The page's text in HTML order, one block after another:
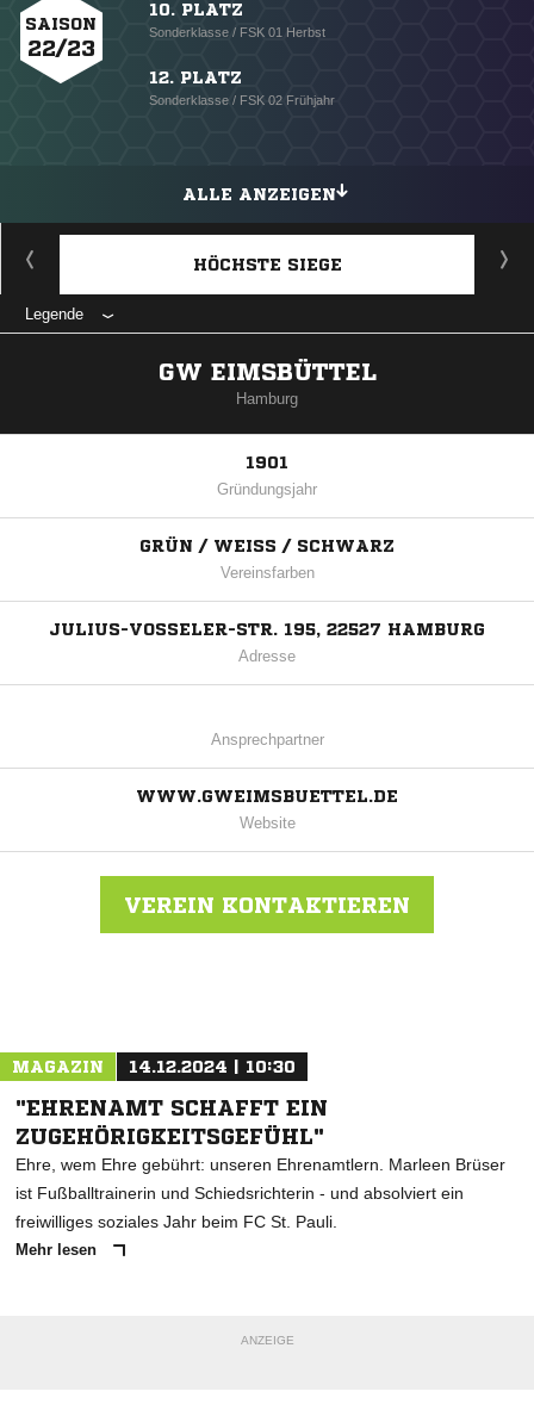
SAISON
22/23
10. PLATZ
Sonderklasse / FSK 01 Herbst
12. PLATZ
Sonderklasse / FSK 02 Frühjahr
ALLE ANZEIGEN
HÖCHSTE SIEGE
Legende
GW EIMSBÜTTEL
Hamburg
1901
Gründungsjahr
GRÜN / WEISS / SCHWARZ
Vereinsfarben
JULIUS-VOSSELER-STR. 195, 22527 HAMBURG
Adresse
Ansprechpartner
WWW.GWEIMSBUETTEL.DE
Website
VEREIN KONTAKTIEREN
MAGAZIN 14.12.2024 | 10:30
"EHRENAMT SCHAFFT EIN
ZUGEHÖRIGKEITSGEFÜHL"
Ehre, wem Ehre gebührt: unseren Ehrenamtlern. Marleen Brüser
ist Fußballtrainerin und Schiedsrichterin - und absolviert ein
freiwilliges soziales Jahr beim FC St. Pauli.
Mehr lesen
ANZEIGE